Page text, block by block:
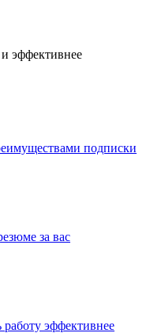
эффективнее
подписки
за вас
работу эффективнее